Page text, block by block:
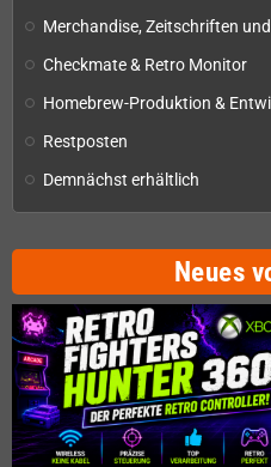
Merchandise, Zeitschriften
Checkmate & Retro Monitor
Homebrew-Produktion &
Restposten
Demnächst erhältlich
Neues